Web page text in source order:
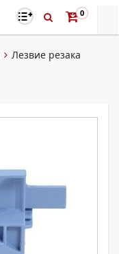
0
Лезвие резака